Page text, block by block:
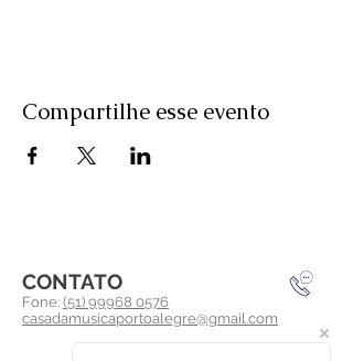
Compartilhe esse evento
CONTATO
Fone: (51) 99968 0576
casadamusicaportoalegre@gmail.com